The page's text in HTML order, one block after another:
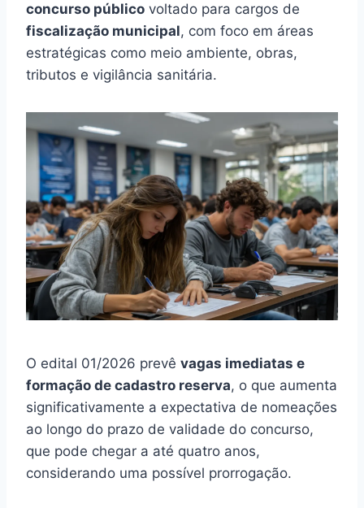
concurso público voltado para cargos de
fiscalização municipal, com foco em áreas
estratégicas como meio ambiente, obras,
tributos e vigilância sanitária.
O edital 01/2026 prevê vagas imediatas e
formação de cadastro reserva, o que aumenta
significativamente a expectativa de nomeações
ao longo do prazo de validade do concurso,
que pode chegar a até quatro anos,
considerando uma possível prorrogação.